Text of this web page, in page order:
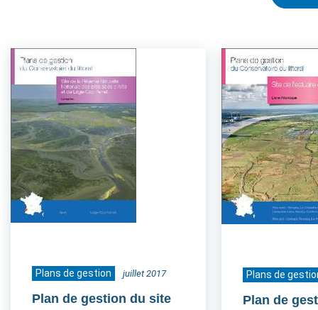
Plans de gestion juillet 2017
Plan de gestion du site
Plans de
Plan de